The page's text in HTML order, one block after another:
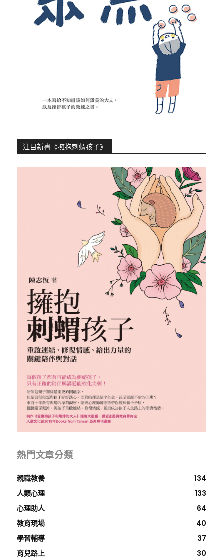
注目新書《擁抱刺蝟孩子》
熱門文章分類
親職教養
134
人類心理
133
心理助人
64
教育現場
40
學習輔導
37
育兒路上
30